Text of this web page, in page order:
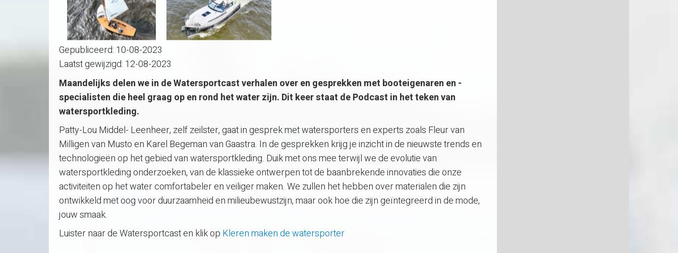
Gepubliceerd: 10-08-2023
Laatst gewijzigd: 12-08-2023
Maandelijks delen we in de Watersportcast verhalen over en gesprekken met booteigenaren en -
specialisten die heel graag op en rond het water zijn. Dit keer staat de Podcast in het teken van
watersportkleding.
Patty-Lou Middel- Leenheer, zelf zeilster, gaat in gesprek met watersporters en experts zoals Fleur van
Milligen van Musto en Karel Begeman van Gaastra. In de gesprekken krijg je inzicht in de nieuwste trends en
technologieën op het gebied van watersportkleding. Duik met ons mee terwijl we de evolutie van
watersportkleding onderzoeken, van de klassieke ontwerpen tot de baanbrekende innovaties die onze
activiteiten op het water comfortabeler en veiliger maken. We zullen het hebben over materialen die zijn
ontwikkeld met oog voor duurzaamheid en milieubewustzijn, maar ook hoe die zijn geïntegreerd in de mode,
jouw smaak.
Luister naar de Watersportcast en klik op Kleren maken de watersporter